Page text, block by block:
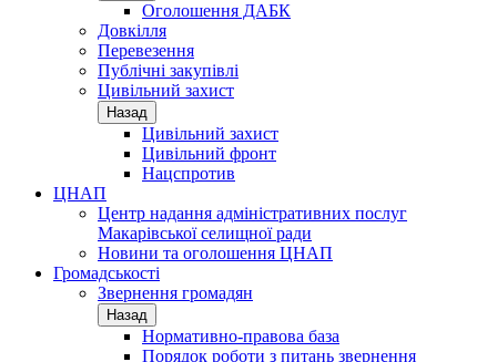
Оголошення ДАБК
Довкілля
Перевезення
Публічні закупівлі
Цивільний захист
Назад
Цивільний захист
Цивільний фронт
Нацспротив
ЦНАП
Центр надання адміністративних послуг
Макарівської селищної ради
Новини та оголошення ЦНАП
Громадськості
Звернення громадян
Назад
Нормативно-правова база
Порядок роботи з питань звернення